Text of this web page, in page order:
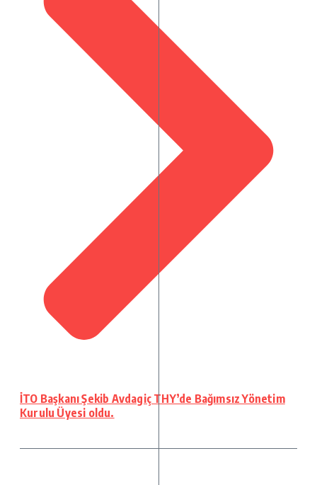
İTO Başkanı Şekib Avdagiç THY’de Bağımsız Yönetim
Kurulu Üyesi oldu.